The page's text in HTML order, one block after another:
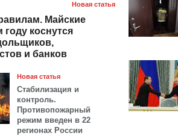
Новая статья
Майские
году коснутся
и банков
Новая статья
Стабилизация и
контроль.
Противопожарный
режим введен в 22
регионах России